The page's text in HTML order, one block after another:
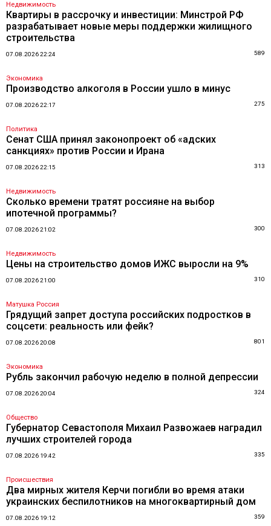
Недвижимость
Квартиры в рассрочку и инвестиции: Минстрой РФ
разрабатывает новые меры поддержки жилищного
строительства
07.08.2026 22:24 589
Экономика
Производство алкоголя в России ушло в минус
07.08.2026 22:17 275
Политика
Сенат США принял законопроект об «адских
санкциях» против России и Ирана
07.08.2026 22:15 313
Недвижимость
Сколько времени тратят россияне на выбор
ипотечной программы?
07.08.2026 21:02 300
Недвижимость
Цены на строительство домов ИЖС выросли на 9%
07.08.2026 21:00 310
Матушка Россия
Грядущий запрет доступа российских подростков в
соцсети: реальность или фейк?
07.08.2026 20:08 801
Экономика
Рубль закончил рабочую неделю в полной депрессии
07.08.2026 20:04 324
Общество
Губернатор Севастополя Михаил Развожаев наградил
лучших строителей города
07.08.2026 19:42 335
Происшествия
Два мирных жителя Керчи погибли во время атаки
украинских беспилотников на многоквартирный дом
07.08.2026 19:12 359